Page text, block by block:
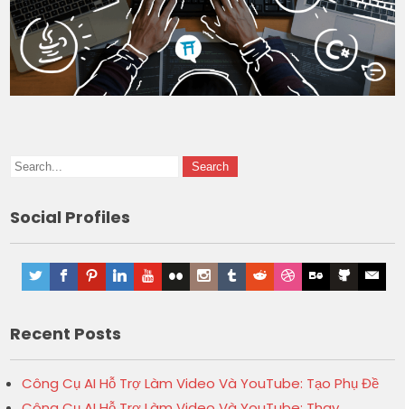
Social Profiles
Recent Posts
Công Cụ AI Hỗ Trợ Làm Video Và YouTube: Tạo Phụ Đề